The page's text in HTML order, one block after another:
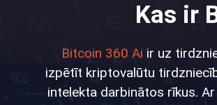
Kas ir
Bitcoin 360 Ai ir uz
izpētīt kriptovalūtu
intelekta darbinātos rīkus.